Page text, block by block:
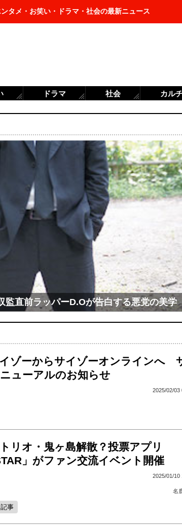
タメ・お笑い・ドラマ・社会の最新ニュース
監直前ラッパーD.Oが告白する悪党の美学
イゾーからサイゾーオンラインへ
ューアルのお知らせ
2025/02/03
リオ・鬼ヶ島解散？投票アプリ
」がファン交流イベント開催
2025/01/10
名
事
ドラマ 社会 カル